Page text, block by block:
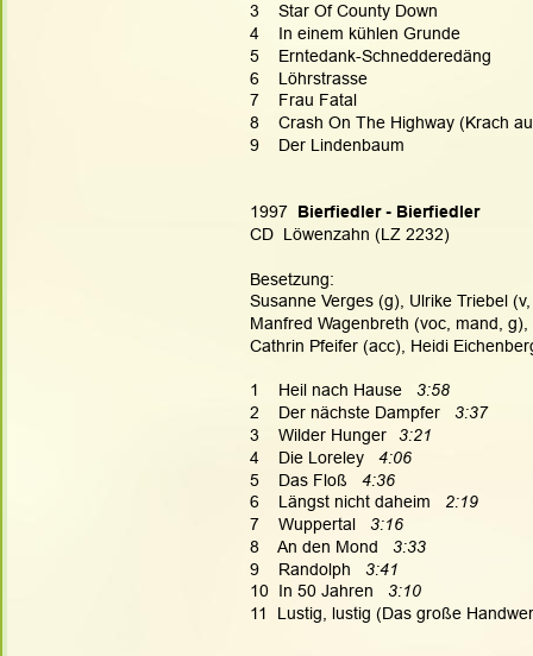
3    Star Of County Down
4    In einem kühlen Grunde
5    Erntedank-Schnedderedäng
6    Löhrstrasse
7    Frau Fatal
8    Crash On The Highway (Krach
9    Der Lindenbaum
1997 Bierfiedler - Bierfiedler
CD  Löwenzahn (LZ 2232)
Besetzung:
Susanne Verges (g), Ulrike Triebel
Manfred Wagenbreth (voc, mand,
Cathrin Pfeifer (acc), Heidi
1    Heil nach Hause 3:58
2    Der nächste Dampfer 3:37
3    Wilder Hunger
3:21
4    Die Loreley 4:06
5    Das Floß 4:36
6    Längst nicht daheim
2:19
7    Wuppertal 3:16
8    An den Mond 3:33
9    Randolph 3:41
10  In 50 Jahren 3:10
11  Lustig, lustig (Das große